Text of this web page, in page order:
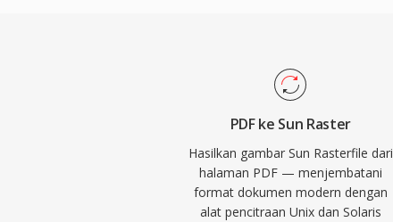
PDF ke Sun Raster
Hasilkan gambar Sun Rasterfile dari
halaman PDF — menjembatani
format dokumen modern dengan
alat pencitraan Unix dan Solaris